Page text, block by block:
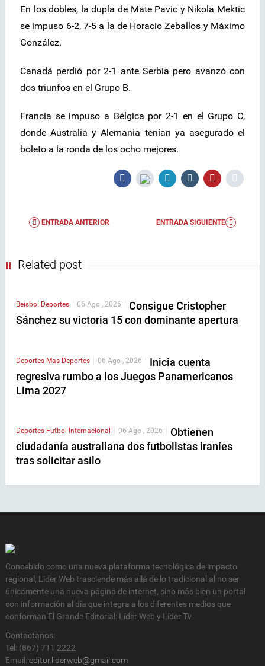
En los dobles, la dupla de Mate Pavic y Nikola Mektic
se impuso 6-2, 7-5 a la de Horacio Zeballos y Máximo
González.
Canadá perdió por 2-1 ante Serbia pero avanzó con
dos triunfos en el Grupo B.
Francia se impuso a Bélgica por 2-1 en el Grupo C,
donde Australia y Alemania tenían ya asegurado el
boleto a la ronda de los ocho mejores.
ENTRADA ANTERIOR ENTRADA SIGUIENTE
Related post
Beisbol Deportes 06 Ago , 2026
Consigue Cristopher
Sánchez su victoria 15 con dominante apertura
Deportes Mas Deportes | 06 Ago , 2026 | Inicia cuenta
regresiva rumbo a los Juegos Panamericanos
Lima 2027
Deportes Futbol Internacional 06 Ago , 2026
Obtienen
ciudadanía australiana dos futbolistas iraníes
tras solicitar asilo
Concebido como una nueva plataforma tecnológica de impacto
regional, Lider Web trasciende más allá de lo tradicional al no ser
únicamente una nueva página de internet, sino más bien un portal
con información al día que integra a los diferentes medios que
conforman El Grande Editorial: Líder Web y Líder Tv
Contactanos:
Tel: (867) 711 2222
Email: editor.liderweb@gmail.com